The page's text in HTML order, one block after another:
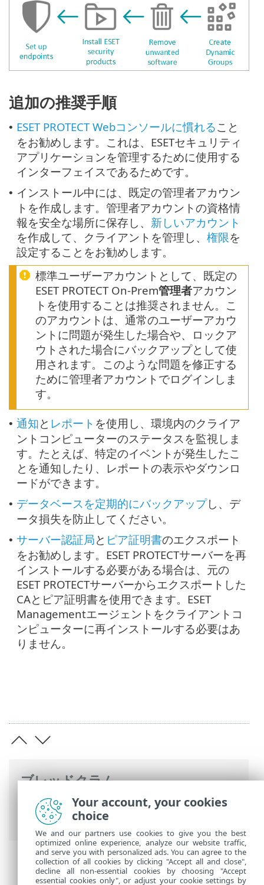
ブレッドクラム
ESETオンラインヘルプ>ESET PROTECT
On-Prem
>始めましょう
追加の推奨手順
• ESET PROTECT Webコンソールに慣れること
をお勧めします。これは、ESETセキュリティ
アプリケーションを管理するために使用する
インターフェイスであるためです。
• インストール中には、既定の管理者アカウン
トを作成します。管理者アカウントの資格情
報を安全な場所に保存し、 新しいアカウント
を作成して、クライアントを管理し、 権限を
設定することをお勧めします。
標準ユーザーアカウントとして、既定の
ESET PROTECT On-Prem管理者アカウン
トを使用することは推奨されません。こ
のアカウントは、通常のユーザーアカウ
ントに問題が発生した場合や、ロックア
ウトされた場合にバックアップとして使
用されます。このような問題を修正する
ために管理者アカウントでログインしま
す。
• 通知と レポート を使用し、環境内のクライア
ントコンピューターのステータスを監視しま
す。たとえば、特定のイベントが発生したこ
とを通知したり、レポートの表示やダウンロ
ードができます。
• データベースを定期的にバックアップし、デ
ータ損失を防止してください。
• サーバー認証局と ピア証明書のエクスポート
をお勧めします。ESET PROTECTサーバーを再
インストールする必要がある場合は、元の
ESET PROTECTサーバーからエクスポートした
CAとピア証明書を使用できます。ESET
Managementエージェントをクライアントコ
ンピューターに再インストールする必要はあ
りません。
Your account, your cookies
choice
We and our partners use cookies to give you the best
optimized online experience, analyze our website traffic,
and serve you with personalized ads. You can agree to the
collection of all cookies by clicking "Accept all and close",
decline all non-essential cookies by choosing "Accept
essential cookies only", or adjust your cookie settings by